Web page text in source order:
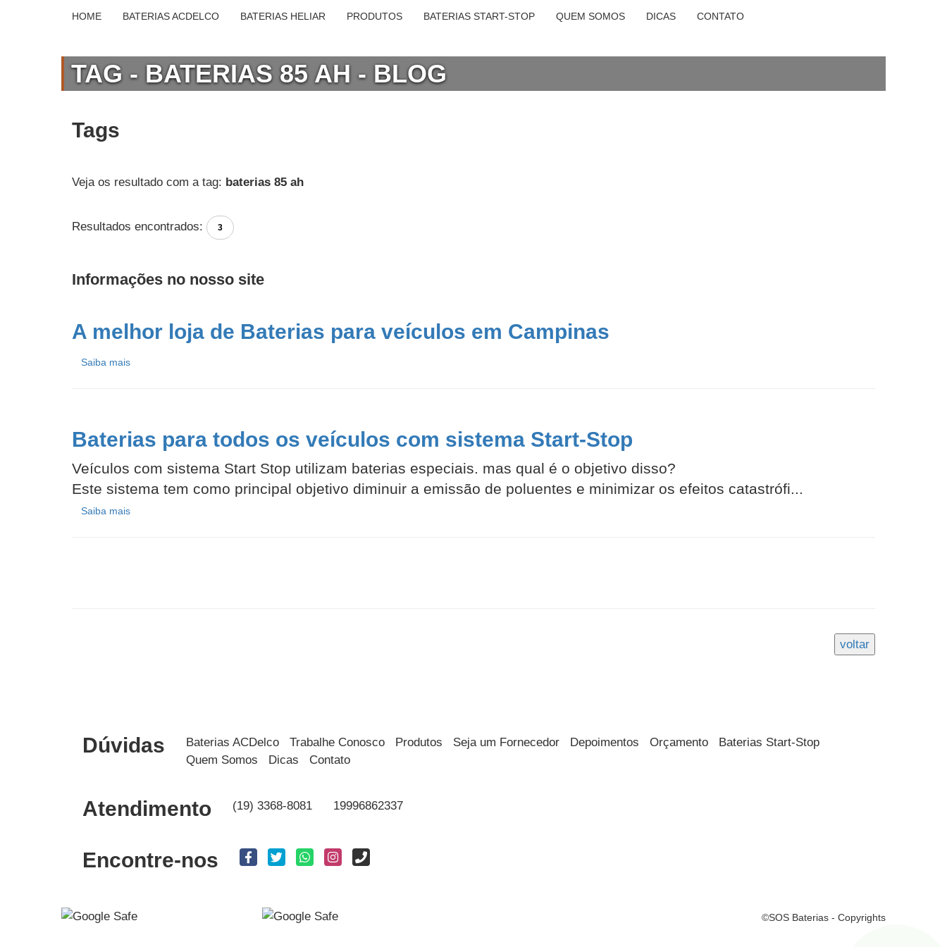
HOME BATERIAS ACDELCO BATERIAS HELIAR PRODUTOS BATERIAS START-STOP QUEM SOMOS DICAS CONTATO
TAG - BATERIAS 85 AH - BLOG
Tags
Veja os resultado com a tag: baterias 85 ah
Resultados encontrados: 3
Informações no nosso site
A melhor loja de Baterias para veículos em Campinas
Saiba mais
Baterias para todos os veículos com sistema Start-Stop
Veículos com sistema Start Stop utilizam baterias especiais. mas qual é o objetivo disso?
Este sistema tem como principal objetivo diminuir a emissão de poluentes e minimizar os efeitos catastrófi...
Saiba mais
Dúvidas Baterias ACDelco Trabalhe Conosco Produtos Seja um Fornecedor Depoimentos Orçamento
Baterias Start-Stop
Quem Somos
Dicas Contato
Atendimento (19) 3368-8081 19996862337
Encontre-nos
©SOS Baterias - Copyrights